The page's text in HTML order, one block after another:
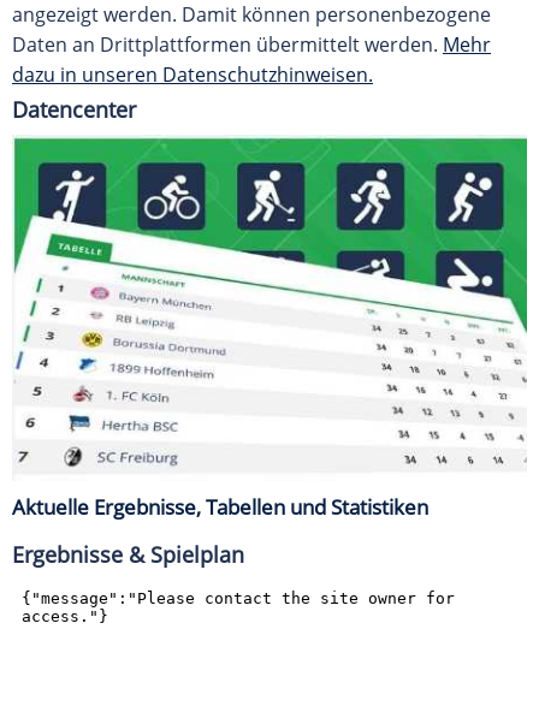
angezeigt werden. Damit können personenbezogene
Daten an Drittplattformen übermittelt werden. Mehr
dazu in unseren Datenschutzhinweisen.
Datencenter
Aktuelle Ergebnisse, Tabellen und Statistiken
Ergebnisse & Spielplan